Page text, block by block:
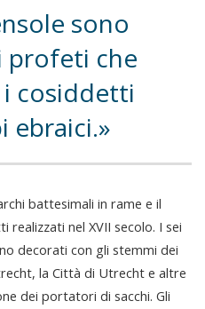
sono
profeti che
cosiddetti
ebraici.
battesimali in rame e il
nel XVII secolo. I sei
decorati con gli stemmi dei
la Città di Utrecht e altre
dei portatori di sacchi. Gli